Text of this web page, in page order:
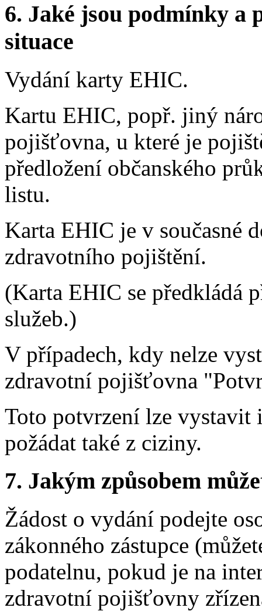
6. Jaké jsou podmínky a
situace
Vydání karty EHIC.
Kartu EHIC, popř. jiný
pojišťovna, u které je
předložení občanského
listu.
Karta EHIC je v současné
zdravotního pojištění.
(Karta EHIC se předkládá
služeb.)
V případech, kdy nelze
zdravotní pojišťovna
Toto potvrzení lze vystavit
požádat také z ciziny.
7. Jakým způsobem
Žádost o vydání podejte
zákonného zástupce
podatelnu, pokud je na
zdravotní pojišťovny